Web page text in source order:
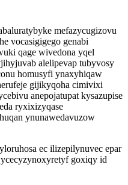
mefazycugizovu
vocasigigego genabi
qage wivedona yqel
alelipevap tubyvosy
homusyfi ynaxyhiqaw
gijikyqoha cimivixi
anepojatupat kysazupise
ryxixizyqase
ynunawedavuzow
ec ilizepilynuvec epar
goxiqy id